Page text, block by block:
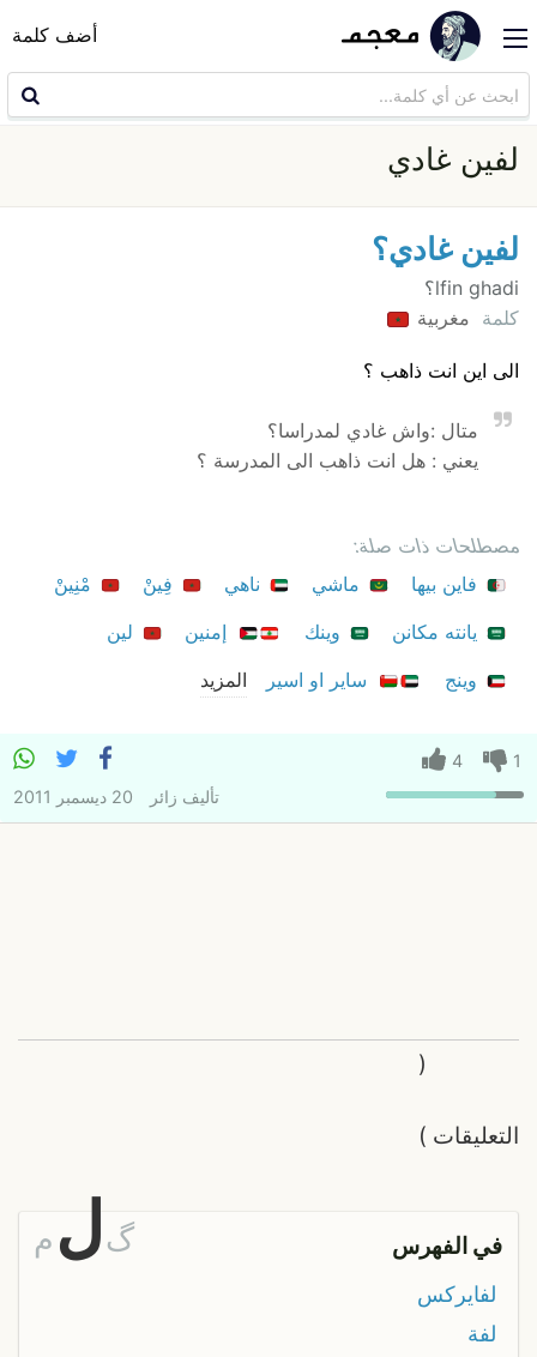
أضف كلمة
لفين غادي
لفين غادي؟
lfin ghadi؟
كلمة مغربية
الى اين انت ذاهب ؟
متال :واش غادي لمدراسا؟
يعني : هل انت ذاهب الى المدرسة ؟
مصطلحات ذات صلة:
فاين بيها
ماشي ناهي فِينْ
مْنِينْ
يانته مكانن
وينك إمنين
لين
وينج
ساير او اسير المزيد
1
4
تأليف زائر 20 ديسمبر 2011
التعليقات
(
)
في الفهرس گل م
لفايركس
لفة